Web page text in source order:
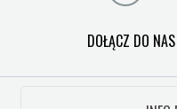
DOŁĄCZ DO NAS